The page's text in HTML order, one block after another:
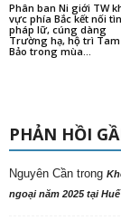
Phân ban Ni giới TW
vực phía Bắc kết nối
pháp lữ, cúng dàng
Trường hạ, hộ trì Tam
Bảo trong mùa...
PHẢN HỒI
Nguyên Cần trong
ngoại năm 2025 tại Huế